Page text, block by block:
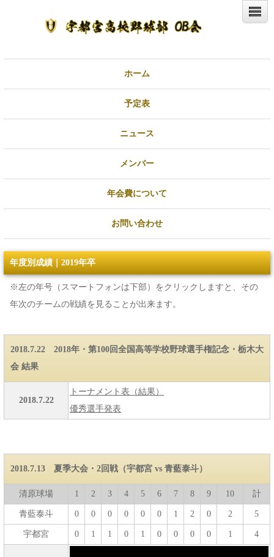
ホーム
予定表
ニュース
メンバー
年会費について
お問い合わせ
年度別成績｜2019年卒
※左の年号（スマートフォンは下部）をクリックしますと、その
年次のチームの戦績を見ることが出来ます。
2018.7.22 2018年・第100回全国高等学校野球選手権記念・栃木大
会 結果
2018.7.22
トーナメント表（結果）
優秀選手発表
2018.7.13 夏季大会・2回戦（宇都宮 vs 青藍泰斗）
清原球場 1 2 3 4 5 6 7 8 9 10 計
青藍泰斗 0 0 0 0 0 0 1 2 0 2 5
宇都宮 0 1 1 0 1 0 0 0 0 1 4